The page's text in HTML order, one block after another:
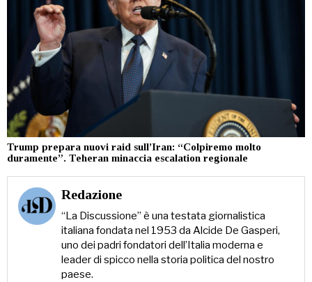
Trump prepara nuovi raid sull’Iran: “Colpiremo molto
duramente”. Teheran minaccia escalation regionale
Redazione
“La Discussione” è una testata giornalistica
italiana fondata nel 1953 da Alcide De Gasperi,
uno dei padri fondatori dell’Italia moderna e
leader di spicco nella storia politica del nostro
paese.